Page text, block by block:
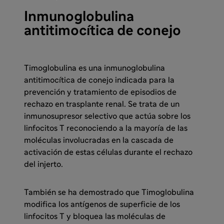
Inmunoglobulina
antitimocítica de conejo
Timoglobulina es una inmunoglobulina
antitimocítica de conejo indicada para la
prevención y tratamiento de episodios de
rechazo en trasplante renal. Se trata de un
inmunosupresor selectivo que actúa sobre los
linfocitos T reconociendo a la mayoría de las
moléculas involucradas en la cascada de
activación de estas células durante el rechazo
del injerto.
También se ha demostrado que Timoglobulina
modifica los antígenos de superficie de los
linfocitos T y bloquea las moléculas de